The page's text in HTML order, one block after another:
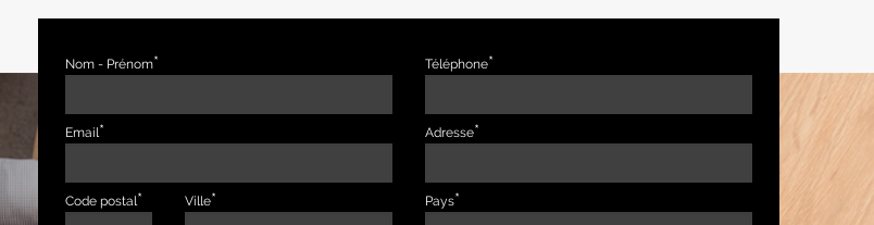
Nom - Prénom Téléphone
Email Adresse
Code postal Ville Pays